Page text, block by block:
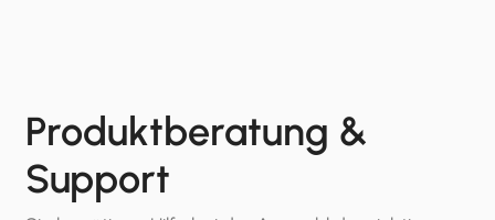
Produktberatung &
Support